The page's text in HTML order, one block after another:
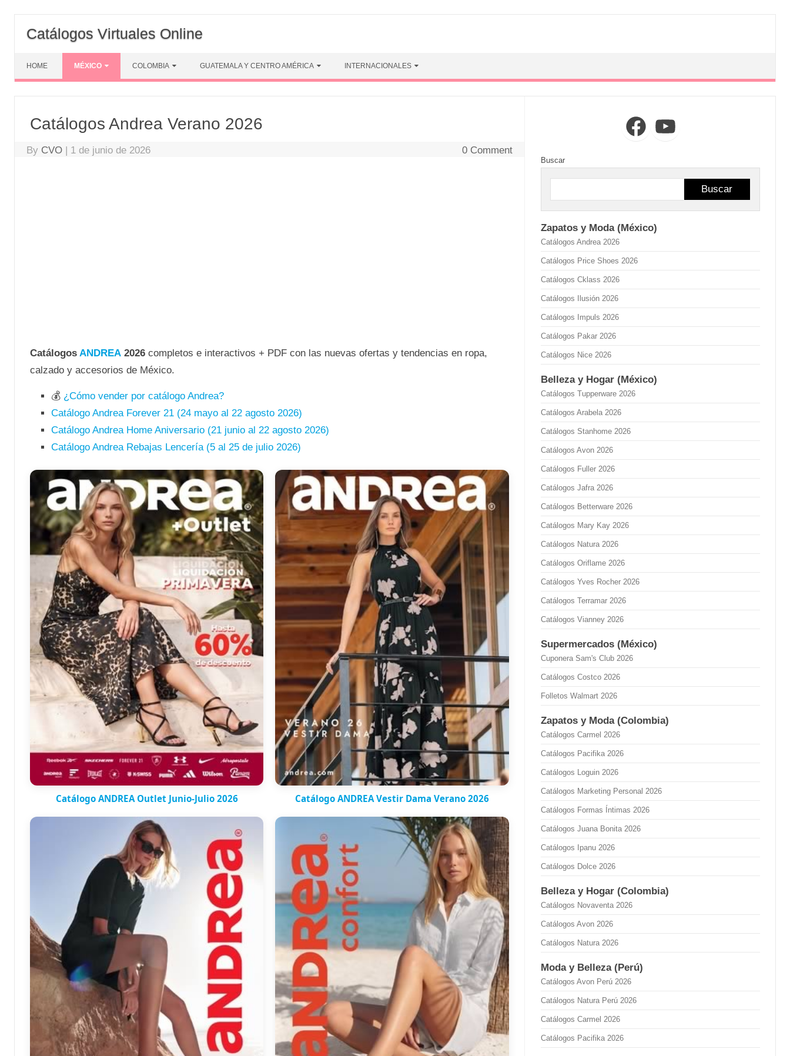
content
Catálogos Virtuales Online
HOME MÉXICO COLOMBIA GUATEMALA Y CENTRO AMÉRICA INTERNACIONALES
Catálogos Andrea Verano 2026
By CVO | 1 de junio de 2026 0 Comment
Catálogos ANDREA 2026completos e interactivos + PDF con las nuevas ofertas y tendencias en ropa,
calzado y accesorios de México.
💰 ¿Cómo vender por catálogo Andrea?
Catálogo Andrea Forever 21 (24 mayo al 22 agosto 2026)
Catálogo Andrea Home Aniversario (21 junio al 22 agosto 2026)
Catálogo Andrea Rebajas Lencería (5 al 25 de julio 2026)
Catálogo ANDREA Outlet Junio-Julio 2026 Catálogo ANDREA Vestir Dama Verano 2026
FacebookYouTube
Buscar
Buscar
Zapatos y Moda (México)
Catálogos Andrea 2026
Catálogos Price Shoes 2026
Catálogos Cklass 2026
Catálogos Ilusión 2026
Catálogos Impuls 2026
Catálogos Pakar 2026
Catálogos Nice 2026
Belleza y Hogar (México)
Catálogos Tupperware 2026
Catálogos Arabela 2026
Catálogos Stanhome 2026
Catálogos Avon 2026
Catálogos Fuller 2026
Catálogos Jafra 2026
Catálogos Betterware 2026
Catálogos Mary Kay 2026
Catálogos Natura 2026
Catálogos Oriflame 2026
Catálogos Yves Rocher 2026
Catálogos Terramar 2026
Catálogos Vianney 2026
Supermercados (México)
Cuponera Sam's Club 2026
Catálogos Costco 2026
Folletos Walmart 2026
Zapatos y Moda (Colombia)
Catálogos Carmel 2026
Catálogos Pacifika 2026
Catálogos Loguin 2026
Catálogos Marketing Personal 2026
Catálogos Formas Íntimas 2026
Catálogos Juana Bonita 2026
Catálogos Ipanu 2026
Catálogos Dolce 2026
Belleza y Hogar (Colombia)
Catálogos Novaventa 2026
Catálogos Avon 2026
Catálogos Natura 2026
Moda y Belleza (Perú)
Catálogos Avon Perú 2026
Catálogos Natura Perú 2026
Catálogos Carmel 2026
Catálogos Pacifika 2026